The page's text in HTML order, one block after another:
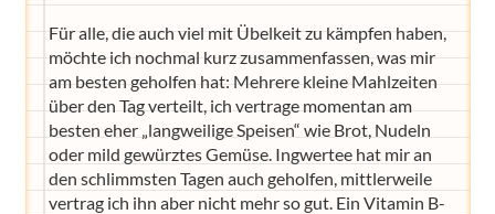
Für alle, die auch viel mit Übelkeit zu kämpfen haben,
möchte ich nochmal kurz zusammenfassen, was mir
am besten geholfen hat: Mehrere kleine Mahlzeiten
über den Tag verteilt, ich vertrage momentan am
besten eher „langweilige Speisen“ wie Brot, Nudeln
oder mild gewürztes Gemüse. Ingwertee hat mir an
den schlimmsten Tagen auch geholfen, mittlerweile
vertrag ich ihn aber nicht mehr so gut. Ein Vitamin B-